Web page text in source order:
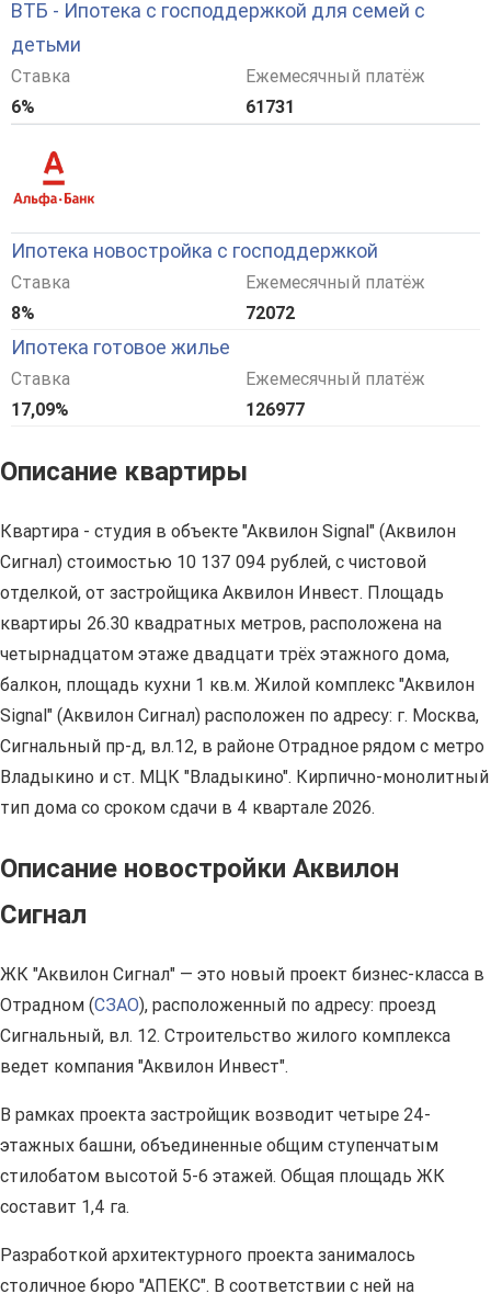
ВТБ - Ипотека с господдержкой для семей с
детьми
Ставка
6%
Ежемесячный платёж
61731
Ипотека новостройка с господдержкой
Ставка
8%
Ежемесячный платёж
72072
Ипотека готовое жилье
Ставка
17,09%
Ежемесячный платёж
126977
Описание квартиры
Квартира - студия в объекте "Аквилон Signal" (Аквилон
Сигнал) стоимостью 10 137 094 рублей, с чистовой
отделкой, от застройщика Аквилон Инвест. Площадь
квартиры 26.30 квадратных метров, расположена на
четырнадцатом этаже двадцати трёх этажного дома,
балкон, площадь кухни 1 кв.м. Жилой комплекс "Аквилон
Signal" (Аквилон Сигнал) расположен по адресу: г. Москва,
Сигнальный пр-д, вл.12, в районе Отрадное рядом с метро
Владыкино и ст. МЦК "Владыкино". Кирпично-монолитный
тип дома со сроком сдачи в 4 квартале 2026.
Описание новостройки Аквилон
Сигнал
ЖК "Аквилон Сигнал" — это новый проект бизнес-класса в
Отрадном (СЗАО), расположенный по адресу: проезд
Сигнальный, вл. 12. Строительство жилого комплекса
ведет компания "Аквилон Инвест".
В рамках проекта застройщик возводит четыре 24-
этажных башни, объединенные общим ступенчатым
стилобатом высотой 5-6 этажей. Общая площадь ЖК
составит 1,4 га.
Разработкой архитектурного проекта занималось
столичное бюро "АПЕКС". В соответствии с ней на